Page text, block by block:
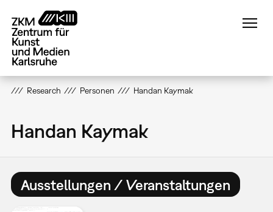
zum
Inhalt
Research Personen Handan Kaymak
Handan Kaymak
Ausstellungen / Veranstaltungen